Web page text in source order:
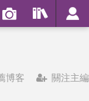
關注主編
博客